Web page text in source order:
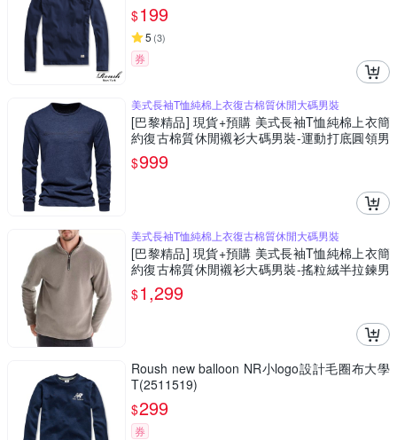
$199
5 (3)
券
美式長袖T恤純棉上衣復古棉質休閒大碼男裝
[巴黎精品] 現貨+預購 美式長袖T恤純棉上衣簡
約復古棉質休閒襯衫大碼男裝-運動打底圓領男
上衣4色a1kz56
$999
美式長袖T恤純棉上衣復古棉質休閒大碼男裝
[巴黎精品] 現貨+預購 美式長袖T恤純棉上衣簡
約復古棉質休閒襯衫大碼男裝-搖粒絨半拉鍊男
上衣8色a1kz12
$1,299
Roush new balloon NR小logo設計毛圈布大學
T(2511519)
$299
券